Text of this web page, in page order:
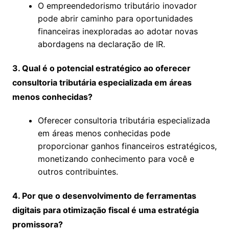
O empreendedorismo tributário inovador
pode abrir caminho para oportunidades
financeiras inexploradas ao adotar novas
abordagens na declaração de IR.
3. Qual é o potencial estratégico ao oferecer
consultoria tributária especializada em áreas
menos conhecidas?
Oferecer consultoria tributária especializada
em áreas menos conhecidas pode
proporcionar ganhos financeiros estratégicos,
monetizando conhecimento para você e
outros contribuintes.
4. Por que o desenvolvimento de ferramentas
digitais para otimização fiscal é uma estratégia
promissora?